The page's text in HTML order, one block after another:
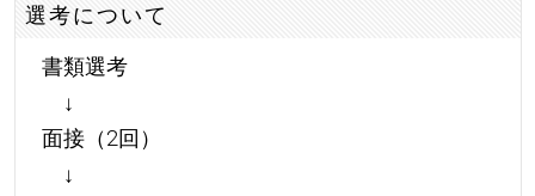
選考について
書類選考
↓
面接（2回）
↓